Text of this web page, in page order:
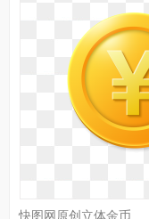
快图网原创立体金币
收藏